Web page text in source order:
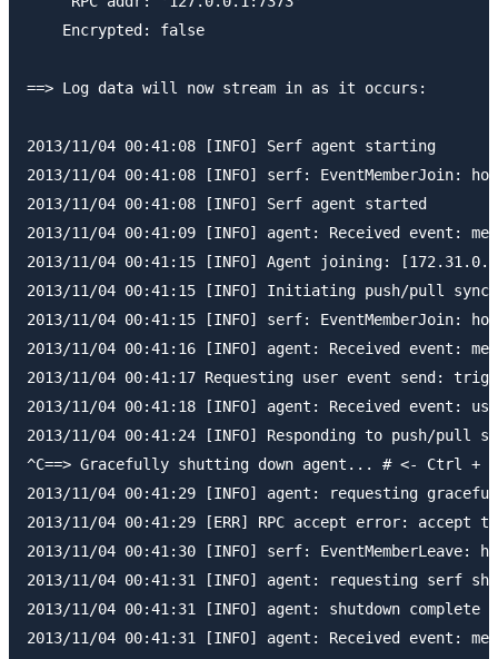
    Encrypted: false
==> Log data will now stream in as it occurs:
2013/11/04 00:41:08 [INFO] Serf agent starting
2013/11/04 00:41:08 [INFO] serf: EventMemberJoin:
2013/11/04 00:41:08 [INFO] Serf agent started
2013/11/04 00:41:09 [INFO] agent: Received event:
2013/11/04 00:41:15 [INFO] Agent joining:
2013/11/04 00:41:15 [INFO] Initiating push/pull sync
2013/11/04 00:41:15 [INFO] serf: EventMemberJoin:
2013/11/04 00:41:16 [INFO] agent: Received event:
2013/11/04 00:41:17 Requesting user event send:
2013/11/04 00:41:18 [INFO] agent: Received event:
2013/11/04 00:41:24 [INFO] Responding to push/pull
^C==> Gracefully shutting down agent... # <- Ctrl + C
2013/11/04 00:41:29 [INFO] agent: requesting
2013/11/04 00:41:29 [ERR] RPC accept error: accept
2013/11/04 00:41:30 [INFO] serf: EventMemberLeave:
2013/11/04 00:41:31 [INFO] agent: requesting serf
2013/11/04 00:41:31 [INFO] agent: shutdown complete
2013/11/04 00:41:31 [INFO] agent: Received event: